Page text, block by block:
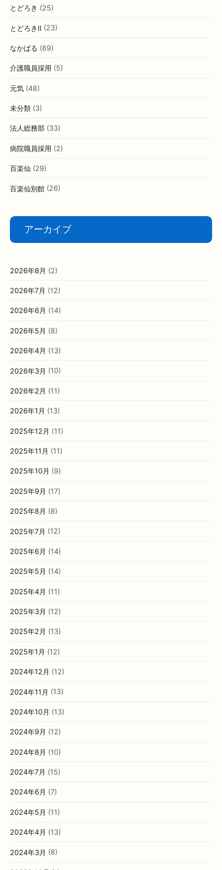
とどろき (25)
とどろきⅡ (23)
なかばる (69)
介護職員採用 (5)
元気 (48)
未分類 (3)
法人総務部 (33)
病院職員採用 (2)
百楽仙 (29)
百楽仙別館 (26)
アーカイブ
2026年8月 (2)
2026年7月 (12)
2026年6月 (14)
2026年5月 (8)
2026年4月 (13)
2026年3月 (10)
2026年2月 (11)
2026年1月 (13)
2025年12月 (11)
2025年11月 (11)
2025年10月 (9)
2025年9月 (17)
2025年8月 (8)
2025年7月 (12)
2025年6月 (14)
2025年5月 (14)
2025年4月 (11)
2025年3月 (12)
2025年2月 (13)
2025年1月 (12)
2024年12月 (12)
2024年11月 (13)
2024年10月 (13)
2024年9月 (12)
2024年8月 (10)
2024年7月 (15)
2024年6月 (7)
2024年5月 (11)
2024年4月 (13)
2024年3月 (8)